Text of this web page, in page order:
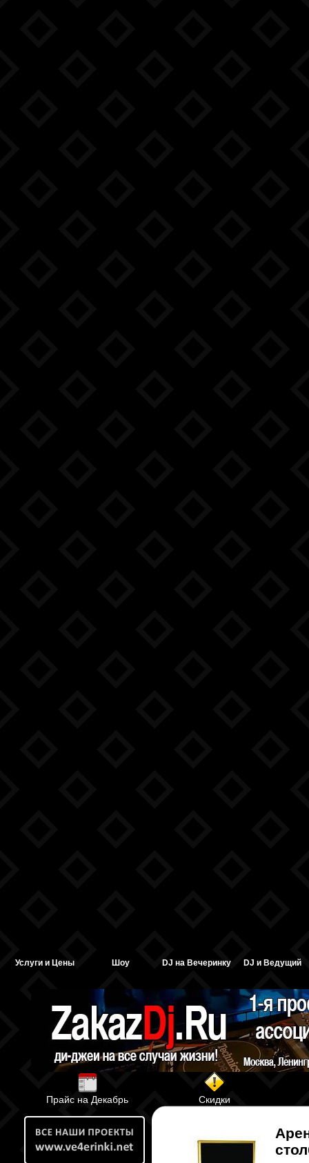
Услуги и Цены Шоу DJ на Вечеринку DJ и Ведущий
Прайс на Декабрь Скидки